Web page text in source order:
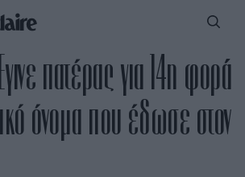
πατέρας για 14η φορά
όνομα που έδωσε στον